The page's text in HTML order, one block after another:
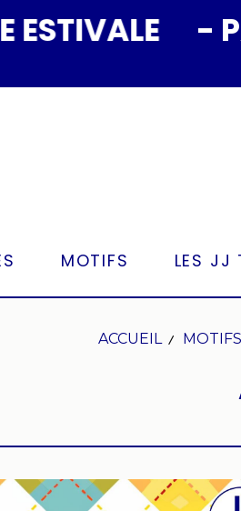
-
MOTIFS LES JJ
ACCUEIL MOTIFS